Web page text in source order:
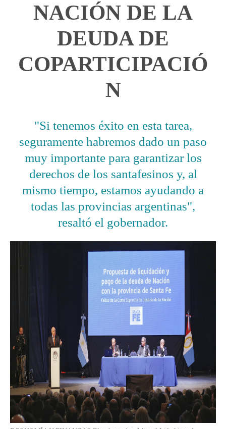
NACIÓN DE LA
DEUDA DE
COPARTICIPACIÓ
N
"Si tenemos éxito en esta tarea,
seguramente habremos dado un paso
muy importante para garantizar los
derechos de los santafesinos y, al
mismo tiempo, estamos ayudando a
todas las provincias argentinas",
resaltó el gobernador.